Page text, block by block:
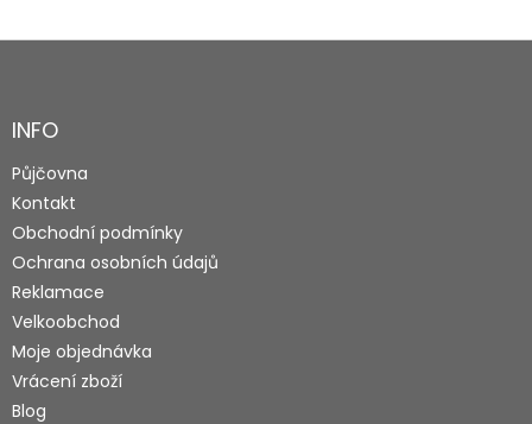
Z
aINFO
Půjčovna
Kontakt
Obchodní podmínky
Ochrana osobních údajů
Reklamace
Velkoobchod
Moje objednávka
Vrácení zboží
Blog